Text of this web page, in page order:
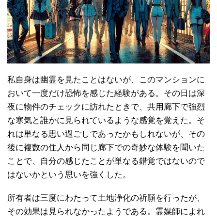
私自身は幽霊を見たことはないが、このマンションに
おいて一度だけ恐怖を感じた経験がある。その日は深
夜に物件のチェックに訪れたときで、共用廊下で強烈
な寒気と誰かに見られているような感覚を覚えた。そ
れは単なる思い過ごしであったかもしれないが、その
後に複数の住人から同じ廊下での奇妙な体験を聞いた
ことで、自分の感じたことが単なる錯覚ではないので
はないかという思いを強くした。
所有者は三度にわたって土地浄化の祈願を行ったが、
その効果は見られなかったようである。霊媒師によれ